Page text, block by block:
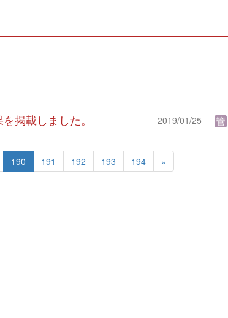
掲載しました。 2019/01/25
190 191 192 193 194 »